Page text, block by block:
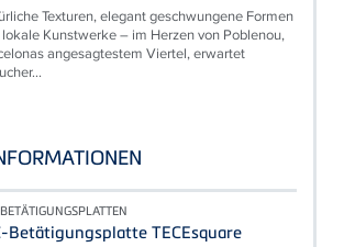
Texturen, elegant geschwungene Formen
Kunstwerke – im Herzen von Poblenou,
angesagtestem Viertel, erwartet
Betätigungsplatte TECEsquare